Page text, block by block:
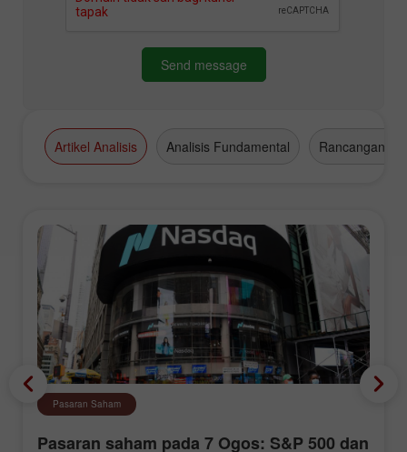
Send message
Artikel Analisis Analisis Fundamental Rancangan
Pasaran Saham
Pasaran saham pada 7 Ogos: S&P 500 dan